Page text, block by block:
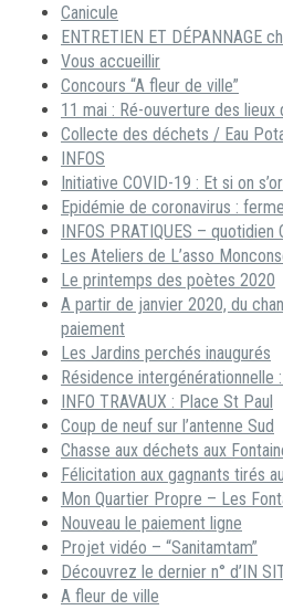
Canicule
ENTRETIEN ET DÉPANNAGE
Vous accueillir
Concours “A fleur de ville”
11 mai : Ré-ouverture des lieux
Collecte des déchets / Eau
INFOS
Initiative COVID-19 : Et si on
Epidémie de coronavirus :
INFOS PRATIQUES – quotidien
Les Ateliers de L’asso
Le printemps des poètes 2020
A partir de janvier 2020, du
paiement
Les Jardins perchés inaugurés
Résidence intergénérationnelle
INFO TRAVAUX : Place St Paul
Coup de neuf sur l’antenne Sud
Chasse aux déchets aux
Félicitation aux gagnants tirés
Mon Quartier Propre – Les
Nouveau le paiement ligne
Projet vidéo – “Sanitamtam”
Découvrez le dernier n° d’IN
A fleur de ville